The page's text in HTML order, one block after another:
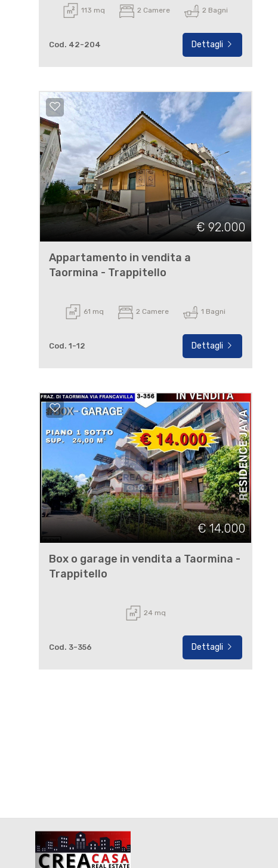
113 mq 2 Camere 2 Bagni
Cod. 42-204 Dettagli
€ 92.000
Appartamento in vendita a
Taormina - Trappitello
61 mq 2 Camere 1 Bagni
Cod. 1-12 Dettagli
€ 14.000
Box o garage in vendita a Taormina -
Trappitello
24 mq
Cod. 3-356 Dettagli